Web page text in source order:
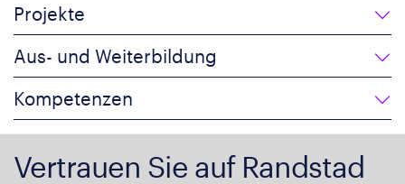
Projekte
Aus- und Weiterbildung
Kompetenzen
Vertrauen Sie auf Randstad